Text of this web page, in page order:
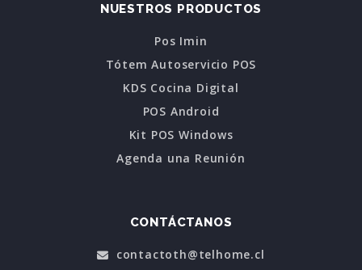
NUESTROS PRODUCTOS
Pos Imin
Tótem Autoservicio POS
KDS Cocina Digital
POS Android
Kit POS Windows
Agenda una Reunión
CONTÁCTANOS
contactoth@telhome.cl